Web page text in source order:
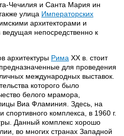
Чечилия и Санта Мария ин
улица Императорских
архитекторами и
ведущая непосредственно к
архитектуры Рима XX в. стоит
для проведения
международных выставок.
которого было
белого мрамора,
Виа Фламиния. Здесь, на
комплекса, в 1960 г.
Данный комплекс хорошо
во многих странах Западной